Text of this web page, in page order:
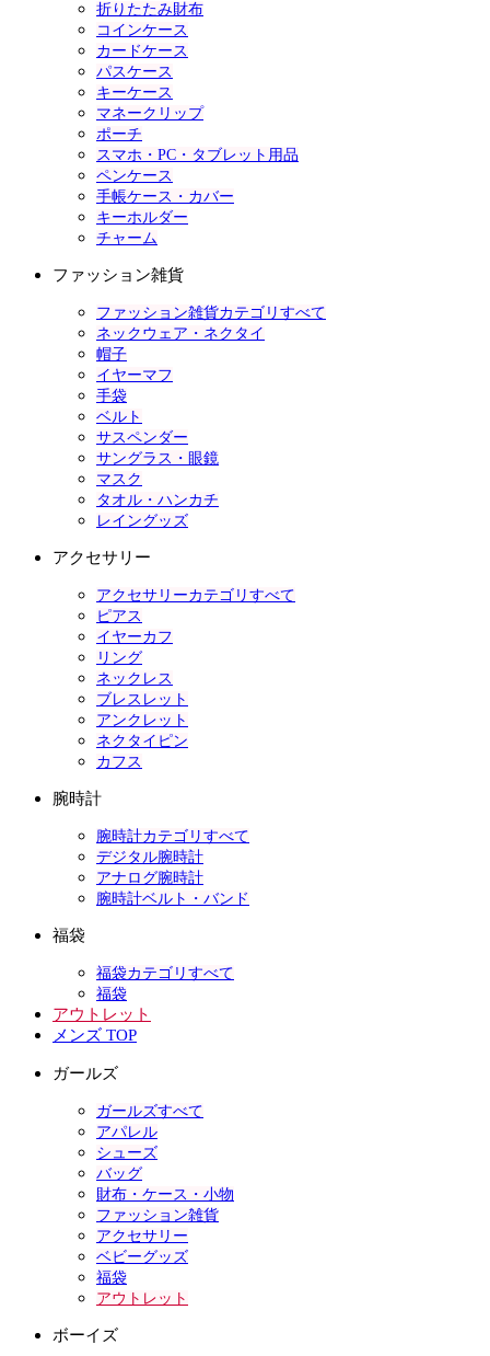
折りたたみ財布
コインケース
カードケース
パスケース
キーケース
マネークリップ
ポーチ
スマホ・PC・タブレット用品
ペンケース
手帳ケース・カバー
キーホルダー
チャーム
ファッション雑貨
ファッション雑貨カテゴリすべて
ネックウェア・ネクタイ
帽子
イヤーマフ
手袋
ベルト
サスペンダー
サングラス・眼鏡
マスク
タオル・ハンカチ
レイングッズ
アクセサリー
アクセサリーカテゴリすべて
ピアス
イヤーカフ
リング
ネックレス
ブレスレット
アンクレット
ネクタイピン
カフス
腕時計
腕時計カテゴリすべて
デジタル腕時計
アナログ腕時計
腕時計ベルト・バンド
福袋
福袋カテゴリすべて
福袋
アウトレット
メンズ TOP
ガールズ
ガールズすべて
アパレル
シューズ
バッグ
財布・ケース・小物
ファッション雑貨
アクセサリー
ベビーグッズ
福袋
アウトレット
ボーイズ